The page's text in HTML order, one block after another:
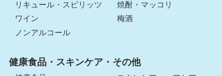
リキュール・スピリッツ
焼酎・マッコリ
ワイン
梅酒
ノンアルコール
健康食品・スキンケア・その他